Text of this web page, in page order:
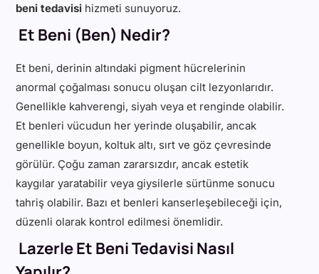
beni tedavisi hizmeti sunuyoruz.
Et Beni (Ben) Nedir?
Et beni, derinin altındaki pigment hücrelerinin
anormal çoğalması sonucu oluşan cilt lezyonlarıdır.
Genellikle kahverengi, siyah veya et renginde olabilir.
Et benleri vücudun her yerinde oluşabilir, ancak
genellikle boyun, koltuk altı, sırt ve göz çevresinde
görülür. Çoğu zaman zararsızdır, ancak estetik
kaygılar yaratabilir veya giysilerle sürtünme sonucu
tahriş olabilir. Bazı et benleri kanserleşebileceği için,
düzenli olarak kontrol edilmesi önemlidir.
Lazerle Et Beni Tedavisi Nasıl